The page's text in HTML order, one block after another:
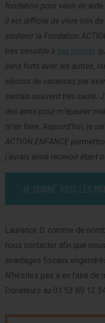
fondation pour venir en
il est difficile de vivre loin
soutenir la Fondation
très sensible à ses projets
liens forts avec les autres,
séjours de vacances par
sentais souvent très seule.
des amis pour m’épauler
m’en faire. Aujourd’hui, je
ACTION ENFANCE
j’aurais aimé recevoir étant
JE DONNE TOUS LES
Laurence D. comme de
nous contacter afin que
avantages fiscaux
N’hésitez pas à en faire de
Donateurs au 01 53 89 12